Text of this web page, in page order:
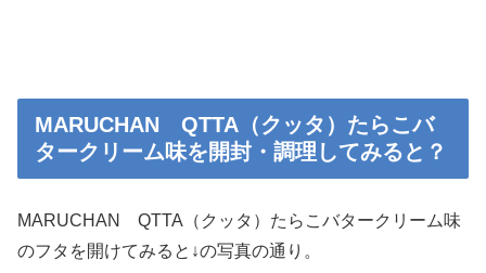
MARUCHAN QTTA（クッタ）たらこバ
タークリーム味を開封・調理してみると？
MARUCHAN QTTA（クッタ）たらこバタークリーム味
のフタを開けてみると↓の写真の通り。